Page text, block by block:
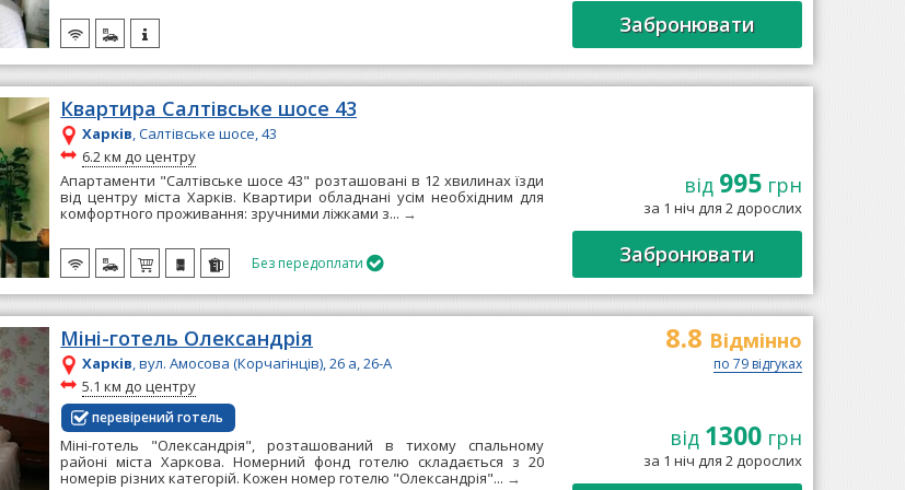
Забронювати
Квартира Салтівське шосе 43
Харків, Салтівське шосе, 43
~
6.2 км до центру
Апартаменти "Салтівське шосе 43" розташовані в 12 хвилинах їзди
від центру міста Харків. Квартири обладнані усім необхідним для
комфортного проживання: зручними ліжками з... →
Без передоплати
від 995грн
за 1 ніч для 2 дорослих
Забронювати
Міні-готель Олександрія
Харків, вул. Амосова (Корчагінців), 26 а, 26-А
~
5.1 км до центру
перевірений готель
Міні-готель "Олександрія", розташований в тихому спальному
районі міста Харкова. Номерний фонд готелю складається з 20
номерів різних категорій. Кожен номер готелю "Олександрія"... →
8.8 Відмінно
по 79 відгуках
від 1300грн
за 1 ніч для 2 дорослих